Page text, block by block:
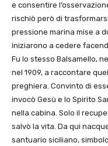
e consentire
rischiò però di
pressione marina mise a
iniziarono a cedere
Fu lo stesso Balsamello,
nel 1909, a raccontare
preghiera. Convinto di
invocò Gesù e lo Spirito
nella cabina. Solo il
salvò la vita. Da qui
santuario siciliano,